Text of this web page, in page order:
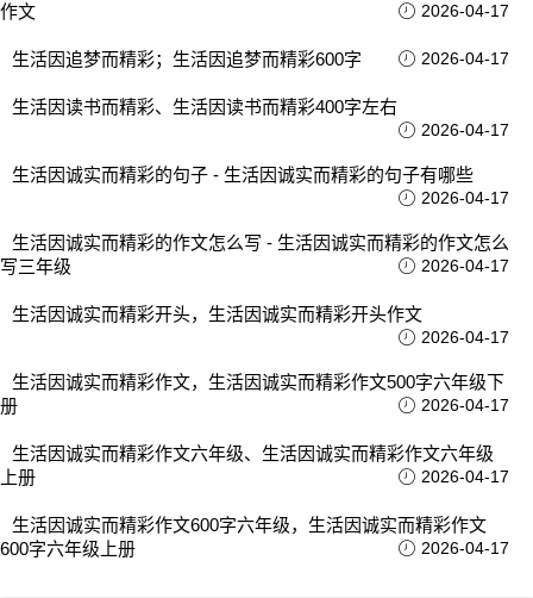
作文
2026-04-17
生活因追梦而精彩；生活因追梦而精彩600字 2026-04-17
生活因读书而精彩、生活因读书而精彩400字左右
2026-04-17
生活因诚实而精彩的句子 - 生活因诚实而精彩的句子有哪些
2026-04-17
生活因诚实而精彩的作文怎么写 - 生活因诚实而精彩的作文怎么
写三年级
2026-04-17
生活因诚实而精彩开头，生活因诚实而精彩开头作文
2026-04-17
生活因诚实而精彩作文，生活因诚实而精彩作文500字六年级下
册
2026-04-17
生活因诚实而精彩作文六年级、生活因诚实而精彩作文六年级
上册
2026-04-17
生活因诚实而精彩作文600字六年级，生活因诚实而精彩作文
600字六年级上册
2026-04-17